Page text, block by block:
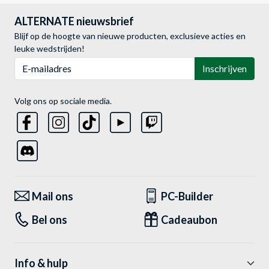
ALTERNATE nieuwsbrief
Blijf op de hoogte van nieuwe producten, exclusieve acties en
leuke wedstrijden!
Inschrijven
Volg ons op sociale media.
Mail ons
PC-Builder
Bel ons
Cadeaubon
Info & hulp